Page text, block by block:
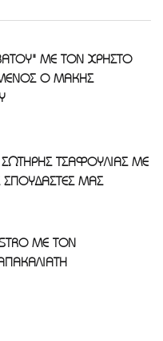
ΜΕ ΤΟΝ ΧΡΗΣΤΟ
Ο ΜΑΚΗΣ
ΤΣΑΦΟΥΛΙΑΣ ΜΕ
ΣΠΟΥΔΑΣΤΕΣ ΜΑΣ
ΜΕ ΤΟΝ